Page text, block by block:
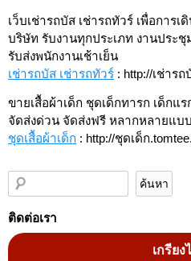
เว็บเช่ารถบัส เช่ารถทัวร์ เพื่อการ
บริษัท รับงานทุกประเภท งานประ
รับส่งพนักงานเช้าเย็น
เช่ารถบัส เช่ารถทัวร์ : http://เช่าร
ขายเสื้อผ้าเด็ก ชุดเด็กทารก เด็กแ
จัดส่งด่วน จัดส่งฟรี หลากหลายแบบ
ชุดเสื้อผ้าเด็ก : http://ชุดเด็ก
ติดต่อเรา
เกรียง